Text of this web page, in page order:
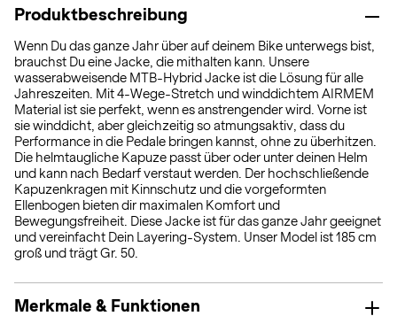
Produktbeschreibung
Wenn Du das ganze Jahr über auf deinem Bike unterwegs bist,
brauchst Du eine Jacke, die mithalten kann. Unsere
wasserabweisende MTB-Hybrid Jacke ist die Lösung für alle
Jahreszeiten. Mit 4-Wege-Stretch und winddichtem AIRMEM
Material ist sie perfekt, wenn es anstrengender wird. Vorne ist
sie winddicht, aber gleichzeitig so atmungsaktiv, dass du
Performance in die Pedale bringen kannst, ohne zu überhitzen.
Die helmtaugliche Kapuze passt über oder unter deinen Helm
und kann nach Bedarf verstaut werden. Der hochschließende
Kapuzenkragen mit Kinnschutz und die vorgeformten
Ellenbogen bieten dir maximalen Komfort und
Bewegungsfreiheit. Diese Jacke ist für das ganze Jahr geeignet
und vereinfacht Dein Layering-System. Unser Model ist 185 cm
groß und trägt Gr. 50.
Merkmale & Funktionen